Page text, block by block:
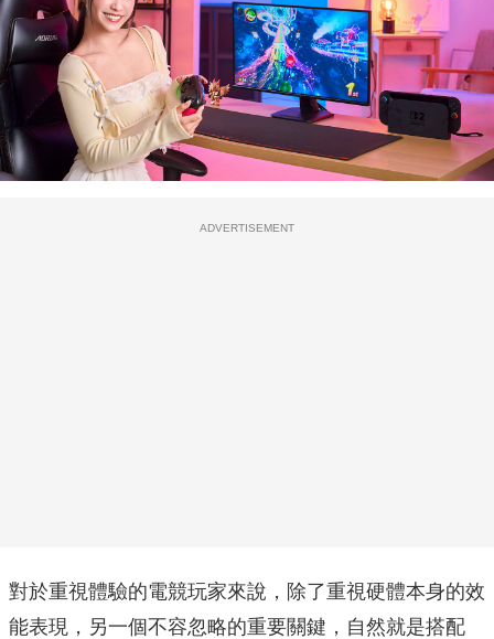
ADVERTISEMENT
對於重視體驗的電競玩家來說，除了重視硬體本身的效
能表現，另一個不容忽略的重要關鍵，自然就是搭配